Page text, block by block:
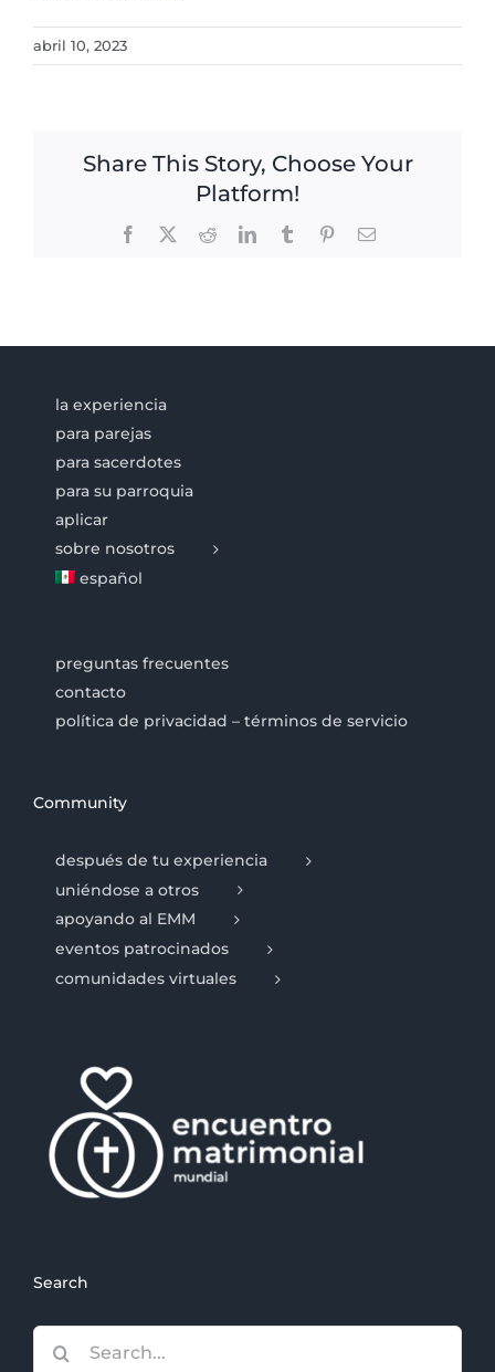
abril 10, 2023
Share This Story, Choose Your
Platform!
Facebook RedditLinkedInTumblr PinterestEmail
la experiencia
para parejas
para sacerdotes
para su parroquia
aplicar
sobre nosotros
español
preguntas frecuentes
contacto
política de privacidad – términos de servicio
Community
después de tu experiencia
uniéndose a otros
apoyando al EMM
eventos patrocinados
comunidades virtuales
Search